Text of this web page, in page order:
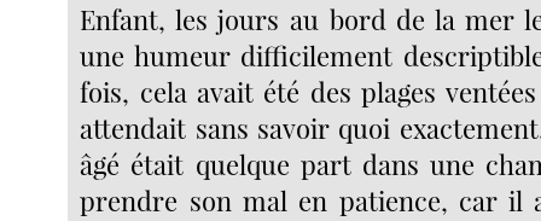
Enfant, les jours au bord de la mer
une humeur difficilement
fois, cela avait été des plages
attendait sans savoir quoi
âgé était quelque part dans une
prendre son mal en patience, car il